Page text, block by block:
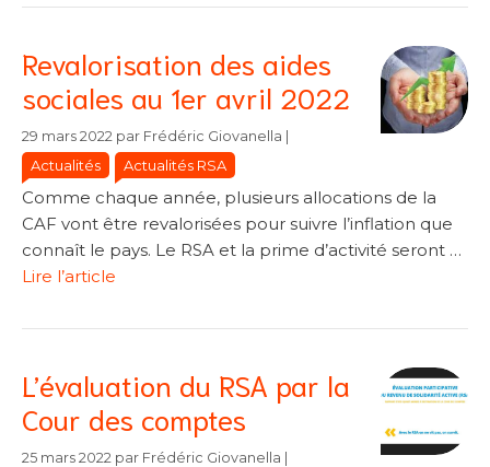
Revalorisation des aides
sociales au 1er avril 2022
29 mars 2022 par Frédéric Giovanella
Actualités Actualités RSA
Comme chaque année, plusieurs allocations de la
CAF vont être revalorisées pour suivre l’inflation que
connaît le pays. Le RSA et la prime d’activité seront …
Lire l’article
L’évaluation du RSA par la
Cour des comptes
25 mars 2022 par Frédéric Giovanella